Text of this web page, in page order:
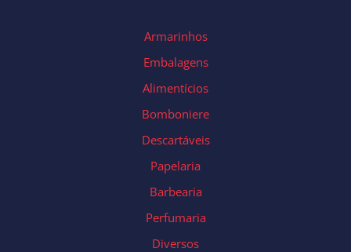
Armarinhos
Embalagens
Alimentícios
Bomboniere
Descartáveis
Papelaria
Barbearia
Perfumaria
Diversos